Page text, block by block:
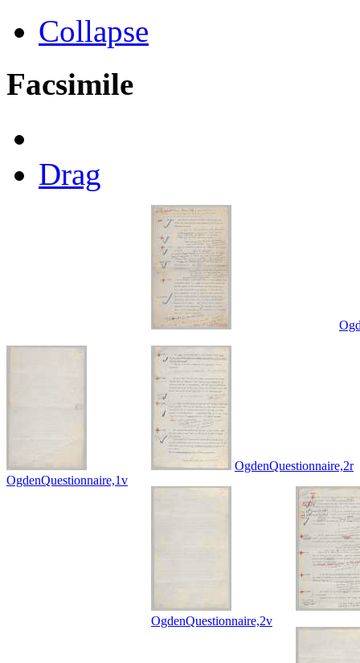
Collapse
Facsimile
Drag
OgdenQuestionnaire,1v
OgdenQuestionnaire,2r
OgdenQuestionnaire,2v